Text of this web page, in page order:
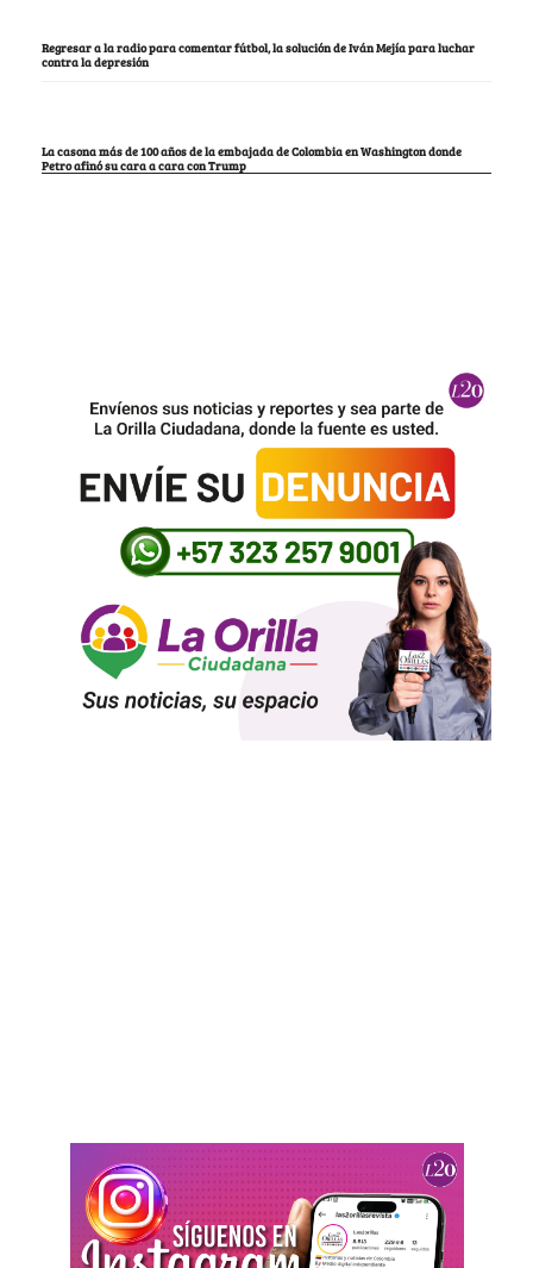
Regresar a la radio para comentar fútbol, la solución de Iván Mejía para luchar
contra la depresión
La casona más de 100 años de la embajada de Colombia en Washington donde
Petro afinó su cara a cara con Trump